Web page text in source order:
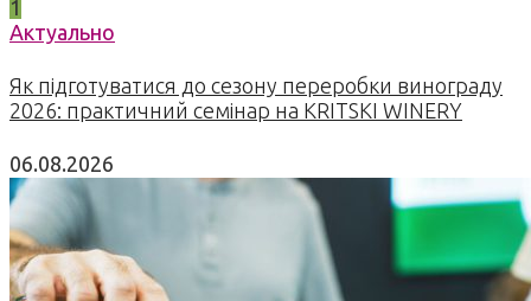
1
Актуально
Як підготуватися до сезону переробки винограду
2026: практичний семінар на KRITSKI WINERY
06.08.2026